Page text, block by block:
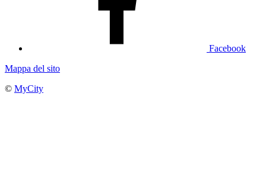
Facebook
Mappa del sito
© MyCity